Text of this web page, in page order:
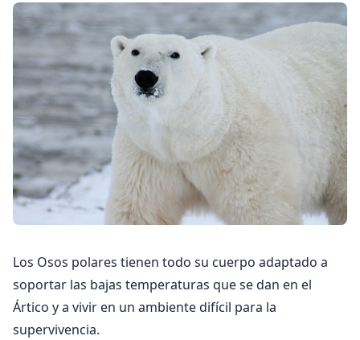
Los Osos polares tienen todo su cuerpo adaptado a
soportar las bajas temperaturas que se dan en el
Ártico y a vivir en un ambiente difícil para la
supervivencia.